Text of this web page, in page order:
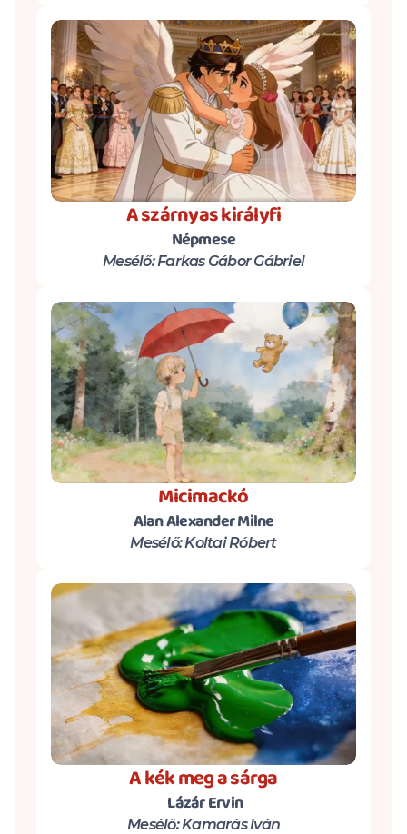
A szárnyas királyfi
Népmese
Mesélő: Farkas Gábor Gábriel
Micimackó
Alan Alexander Milne
Mesélő: Koltai Róbert
A kék meg a sárga
Lázár Ervin
Mesélő: Kamarás Iván